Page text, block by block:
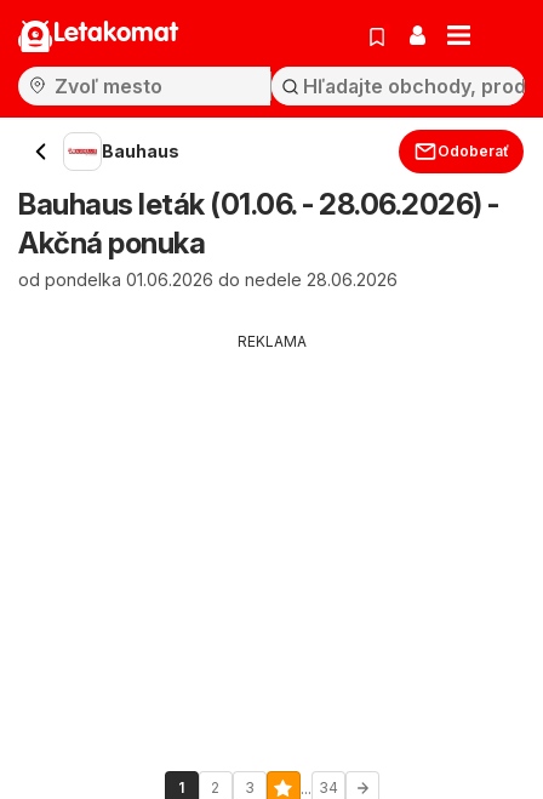
Letakomat
Bauhaus Odoberať
Bauhaus leták (01.06. - 28.06.2026) -
Akčná ponuka
od pondelka 01.06.2026 do nedele 28.06.2026
REKLAMA
1 2 3 ... 34